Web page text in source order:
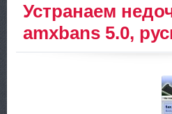
Устранаем
amxbans 5.0,